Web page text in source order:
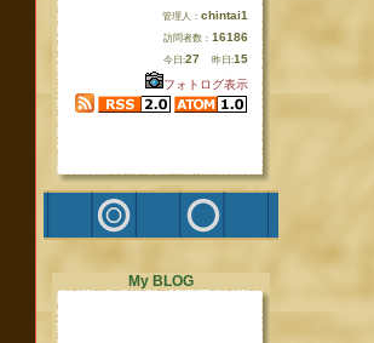
管理人： chintai1
訪問者数： 16186
今日:27 昨日:15
フォトログ表示
My BLOG